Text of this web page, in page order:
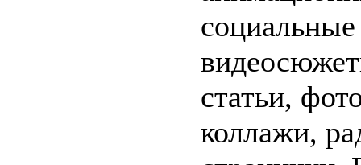
статьи,
коллажи,